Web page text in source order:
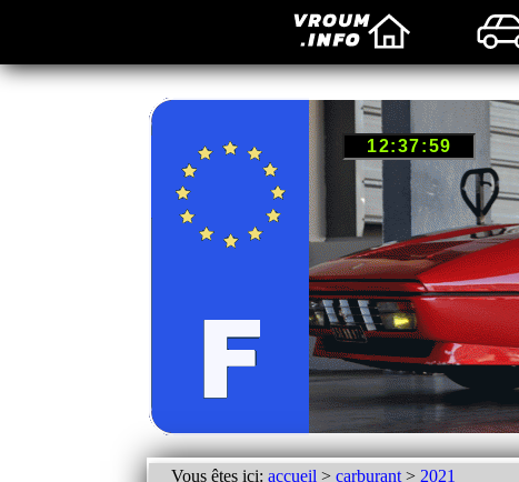
Vous êtes ici: accueil > carburant> 2021